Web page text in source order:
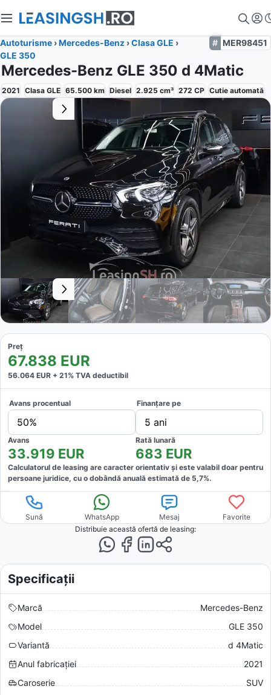
Autoturisme ›Mercedes-Benz ›Clasa GLE ›
GLE 350
MER98451
Mercedes-Benz GLE 350 d 4Matic
2021 Clasa GLE 65.500 km Diesel 2.925 cm³ 272 CP Cutie automată
Preț
67.838 EUR
56.064 EUR + 21% TVA deductibil
Avans procentual
50%
Finanțare pe
5 ani
Avans
33.919 EUR
Rată lunară
683 EUR
Calculatorul de leasing are caracter orientativ și este valabil doar pentru
persoane juridice, cu o dobândă anuală estimată de 5,7%.
Sună WhatsApp Mesaj
Favorite
Distribuie această ofertă de leasing:
Specificații
Marcă
Mercedes-Benz
Model
GLE 350
Variantă
d 4Matic
Anul fabricației
2021
Caroserie
SUV